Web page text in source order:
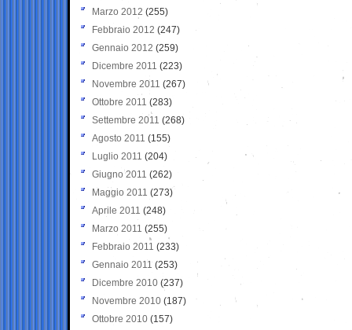
Marzo 2012 (255)
Febbraio 2012 (247)
Gennaio 2012 (259)
Dicembre 2011 (223)
Novembre 2011 (267)
Ottobre 2011 (283)
Settembre 2011 (268)
Agosto 2011 (155)
Luglio 2011 (204)
Giugno 2011 (262)
Maggio 2011 (273)
Aprile 2011 (248)
Marzo 2011 (255)
Febbraio 2011 (233)
Gennaio 2011 (253)
Dicembre 2010 (237)
Novembre 2010 (187)
Ottobre 2010 (157)